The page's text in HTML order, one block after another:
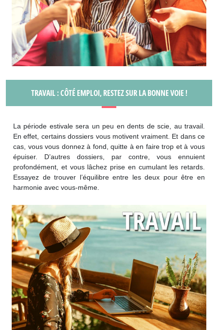
TRAVAIL : CÔTÉ EMPLOI, RESTEZ SUR LA BONNE VOIE !
La période estivale sera un peu en dents de scie, au travail.
En effet, certains dossiers vous motivent vraiment. Et dans ce
cas, vous vous donnez à fond, quitte à en faire trop et à vous
épuiser. D’autres dossiers, par contre, vous ennuient
profondément, et vous lâchez prise en cumulant les retards.
Essayez de trouver l’équilibre entre les deux pour être en
harmonie avec vous-même.